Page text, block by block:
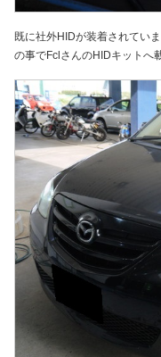
既に社外HIDが装着されてい
の事でFclさんのHIDキットへ